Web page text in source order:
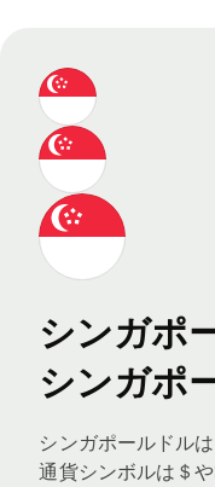
シンガポ
シンガポ
シンガポールドル
通貨シンボルは＄